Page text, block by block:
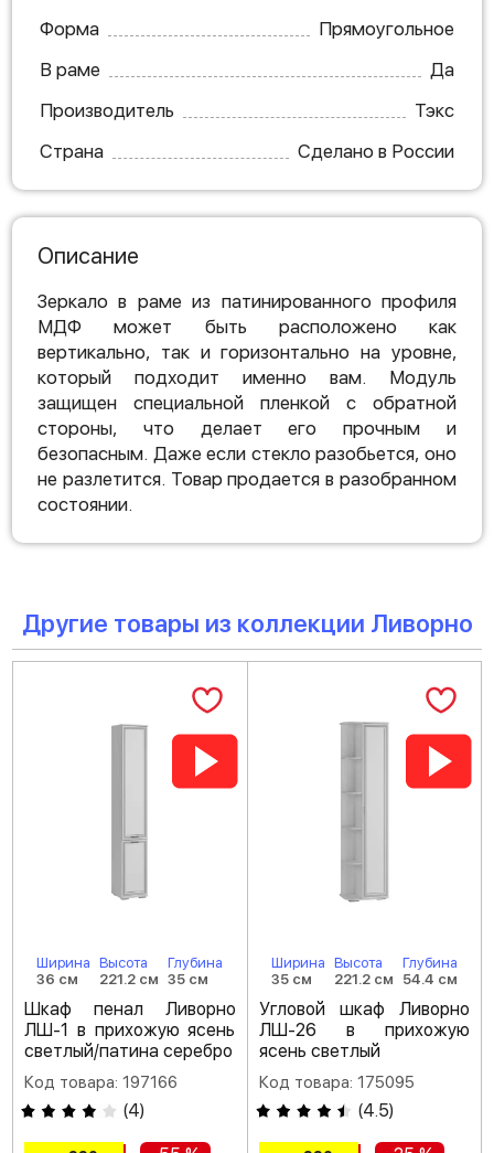
Форма
Прямоугольное
В раме
Да
Производитель
Тэкс
Страна
Сделано в России
Описание
Зеркало в раме из патинированного профиля
МДФ может быть расположено как
вертикально, так и горизонтально на уровне,
который подходит именно вам. Модуль
защищен специальной пленкой с обратной
стороны, что делает его прочным и
безопасным. Даже если стекло разобьется, оно
не разлетится. Товар продается в разобранном
состоянии.
Другие товары из коллекции Ливорно
Ширина
36 см
Высота
221.2 см
Глубина
35 см
Шкаф пенал Ливорно
ЛШ-1 в прихожую ясень
светлый/патина серебро
Код товара: 197166
(4)
Ширина
35 см
Высота
221.2 см
Глубина
54.4 см
Угловой шкаф Ливорно
ЛШ-26 в прихожую
ясень светлый
Код товара: 175095
(4.5)